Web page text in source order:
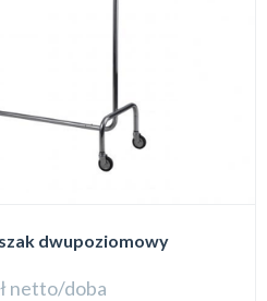
dwupoziomowy
netto/doba